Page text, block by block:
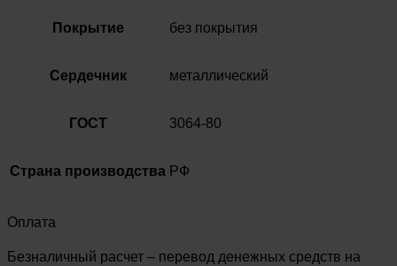
Покрытие без покрытия
Сердечник металлический
ГОСТ 3064-80
Страна производства РФ
Оплата
Безналичный расчет – перевод денежных средств на